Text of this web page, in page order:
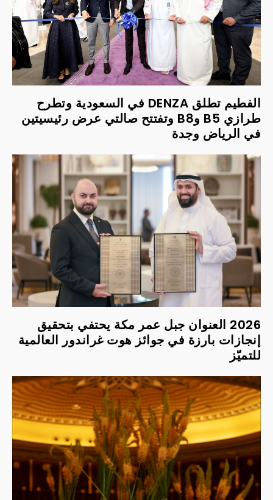
الفطيم تطلق DENZA في السعودية وتطرح
طرازي B5 وB8 وتفتتح صالتي عرض رئيسيتين
في الرياض وجدة
2026 العنوان جبل عمر مكة يحتفي بتحقيق
إنجازات بارزة في جوائز هوت غراندور العالمية
للتميّز